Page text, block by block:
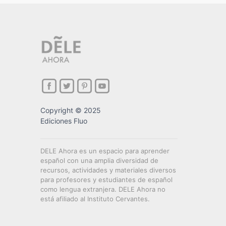
Copyright © 2025
Ediciones Fluo
DELE Ahora es un espacio para aprender
español con una amplia diversidad de
recursos, actividades y materiales diversos
para profesores y estudiantes de español
como lengua extranjera. DELE Ahora no
está afiliado al Instituto Cervantes.